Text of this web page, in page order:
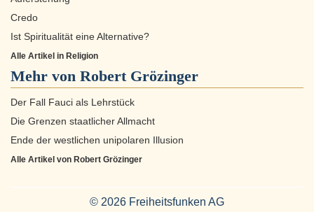
Credo
Ist Spiritualität eine Alternative?
Alle Artikel in Religion
Mehr von Robert Grözinger
Der Fall Fauci als Lehrstück
Die Grenzen staatlicher Allmacht
Ende der westlichen unipolaren Illusion
Alle Artikel von Robert Grözinger
© 2026 Freiheitsfunken AG